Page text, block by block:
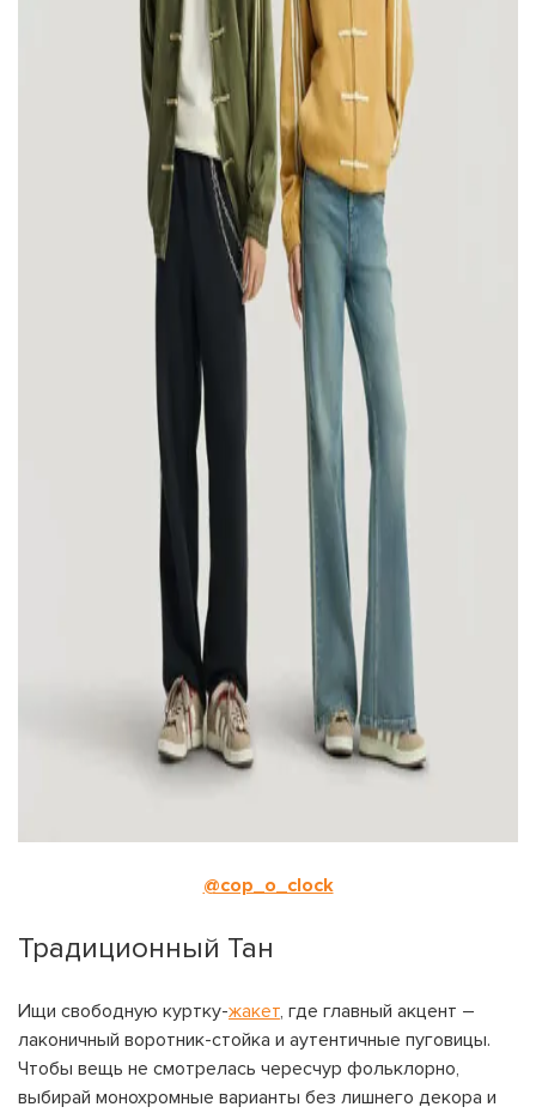
@cop_o_clock
Традиционный Тан
Ищи свободную куртку-жакет, где главный акцент –
лаконичный воротник-стойка и аутентичные пуговицы.
Чтобы вещь не смотрелась чересчур фольклорно,
выбирай монохромные варианты без лишнего декора и